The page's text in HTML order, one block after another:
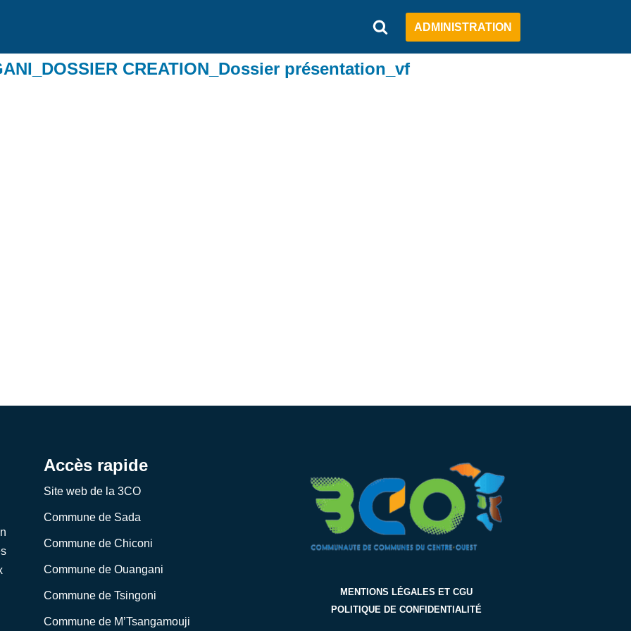
ADMINISTRATION
CREATION_Dossier présentation_vf
Accès rapide
Site web de la 3CO
Commune de Sada
Commune de Chiconi
Commune de Ouangani
Commune de Tsingoni
Commune de M’Tsangamouji
MENTIONS LÉGALES ET CGU
POLITIQUE DE CONFIDENTIALITÉ